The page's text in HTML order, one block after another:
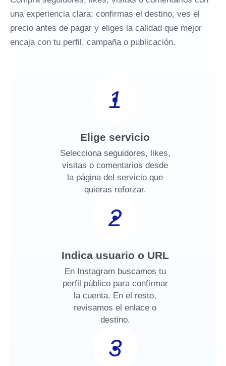
una experiencia clara: confirmas el destino, ves el
precio antes de pagar y eliges la calidad que mejor
encaja con tu perfil, campaña o publicación.
1
Elige servicio
Selecciona seguidores, likes,
visitas o comentarios desde
la página del servicio que
quieras reforzar.
2
Indica usuario o URL
En Instagram buscamos tu
perfil público para confirmar
la cuenta. En el resto,
revisamos el enlace o
destino.
3